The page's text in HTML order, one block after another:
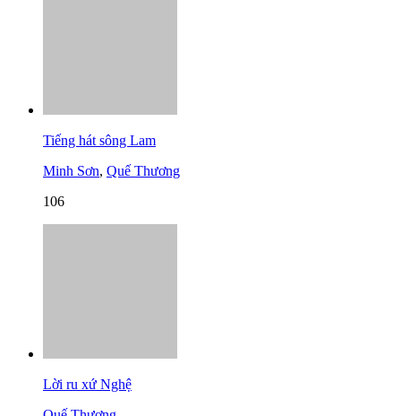
Tiếng hát sông Lam
Minh Sơn, Quế Thương
106
Lời ru xứ Nghệ